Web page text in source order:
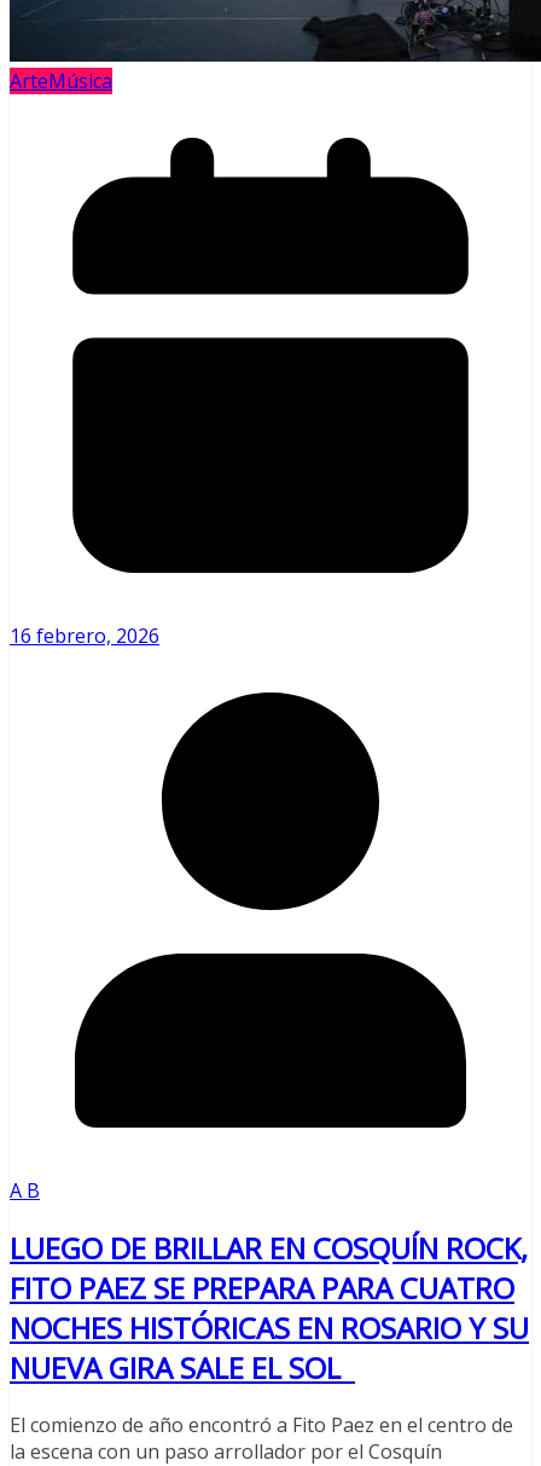
ArteMúsica
16 febrero, 2026
A B
LUEGO DE BRILLAR EN COSQUÍN ROCK,
FITO PAEZ SE PREPARA PARA CUATRO
NOCHES HISTÓRICAS EN ROSARIO Y SU
NUEVA GIRA SALE EL SOL
El comienzo de año encontró a Fito Paez en el centro de
la escena con un paso arrollador por el Cosquín